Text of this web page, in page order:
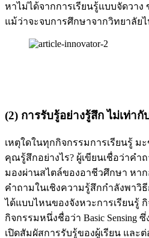
หาไม่ได้จากการเรียนรู้แบบจัดวา
แม้ว่าจะจบการศึกษาจากวิทยาลัย
(2) การรับรู้อย่างรู้สึก ไม่เท่ากั
เหตุใดในทุกกิจกรรมการเรียนรู้ ม
คุณรู้สึกอย่างไร? ผู้เขียนเชื่อว่าคำ
มองผ่านสไตล์ของอาชีวศึกษา หา
คำถามในเชิงความรู้สึกกำลังพาวิ
ได้แบบไหนของจังหวะการเรียนรู้
กิจกรรมหนึ่งชื่อว่า Basic Sensing
เปิดสัมผัสการรับรู้ของผู้เรียน และต่